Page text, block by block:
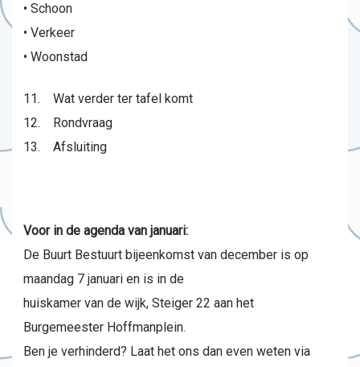
• Schoon
• Verkeer
• Woonstad
11. Wat verder ter tafel komt
12. Rondvraag
13. Afsluiting
Voor in de agenda van januari:
De Buurt Bestuurt bijeenkomst van december is op
maandag 7 januari en is in de
huiskamer van de wijk, Steiger 22 aan het
Burgemeester Hoffmanplein.
Ben je verhinderd? Laat het ons dan even weten via